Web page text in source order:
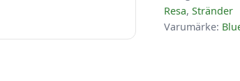
Resa,Stränder
Varumärke: